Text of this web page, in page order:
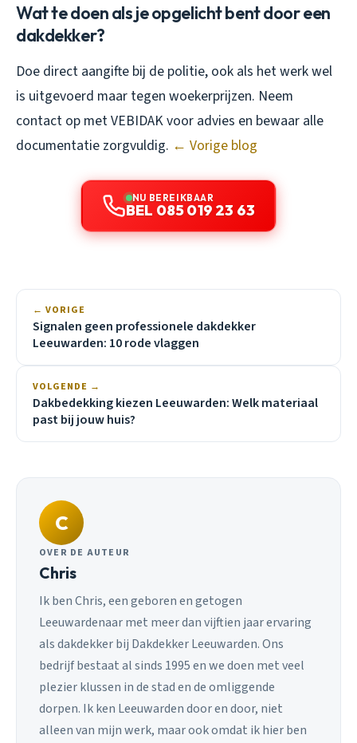
Wat te doen als je opgelicht bent door een
dakdekker?
Doe direct aangifte bij de politie, ook als het werk wel
is uitgevoerd maar tegen woekerprijzen. Neem
contact op met VEBIDAK voor advies en bewaar alle
documentatie zorgvuldig. ← Vorige blog
NU BEREIKBAAR
BEL 085 019 23 63
← VORIGE
Signalen geen professionele dakdekker
Leeuwarden: 10 rode vlaggen
VOLGENDE →
Dakbedekking kiezen Leeuwarden: Welk materiaal
past bij jouw huis?
C
OVER DE AUTEUR
Chris
Ik ben Chris, een geboren en getogen
Leeuwardenaar met meer dan vijftien jaar ervaring
als dakdekker bij Dakdekker Leeuwarden. Ons
bedrijf bestaat al sinds 1995 en we doen met veel
plezier klussen in de stad en de omliggende
dorpen. Ik ken Leeuwarden door en door, niet
alleen van mijn werk, maar ook omdat ik hier ben